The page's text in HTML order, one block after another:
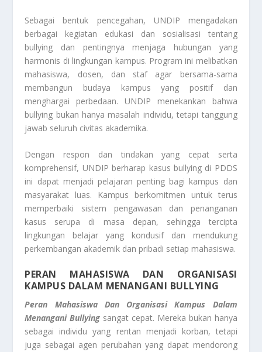
Sebagai bentuk pencegahan, UNDIP mengadakan
berbagai kegiatan edukasi dan sosialisasi tentang
bullying dan pentingnya menjaga hubungan yang
harmonis di lingkungan kampus. Program ini melibatkan
mahasiswa, dosen, dan staf agar bersama-sama
membangun budaya kampus yang positif dan
menghargai perbedaan. UNDIP menekankan bahwa
bullying bukan hanya masalah individu, tetapi tanggung
jawab seluruh civitas akademika.
Dengan respon dan tindakan yang cepat serta
komprehensif, UNDIP berharap kasus bullying di PDDS
ini dapat menjadi pelajaran penting bagi kampus dan
masyarakat luas. Kampus berkomitmen untuk terus
memperbaiki sistem pengawasan dan penanganan
kasus serupa di masa depan, sehingga tercipta
lingkungan belajar yang kondusif dan mendukung
perkembangan akademik dan pribadi setiap mahasiswa.
PERAN MAHASISWA DAN ORGANISASI
KAMPUS DALAM MENANGANI BULLYING
Peran Mahasiswa Dan Organisasi Kampus Dalam
Menangani Bullying sangat cepat. Mereka bukan hanya
sebagai individu yang rentan menjadi korban, tetapi
juga sebagai agen perubahan yang dapat mendorong